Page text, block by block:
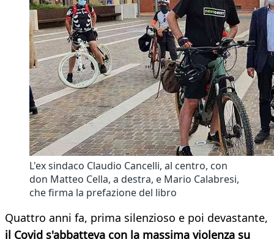
L'ex sindaco Claudio Cancelli, al centro, con
don Matteo Cella, a destra, e Mario Calabresi,
che firma la prefazione del libro
Quattro anni fa, prima silenzioso e poi devastante,
il Covid s'abbatteva con la massima violenza su